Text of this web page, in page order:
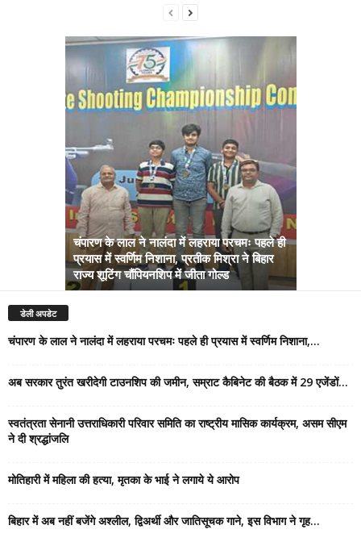
चंपारण के लाल ने नालंदा में लहराया परचमः पहले ही
प्रयास में स्वर्णिम निशाना, प्रतीक मिश्रा ने बिहार
राज्य शूटिंग चौंपियनशिप में जीता गोल्ड
डेली अपडेट
चंपारण के लाल ने नालंदा में लहराया परचमः पहले ही प्रयास में स्वर्णिम निशाना,...
अब सरकार तुरंत खरीदेगी टाउनशिप की जमीन, सम्राट कैबिनेट की बैठक में 29 एजेंडों...
स्वतंत्रता सेनानी उत्तराधिकारी परिवार समिति का राष्ट्रीय मासिक कार्यक्रम, असम सीएम
ने दी श्रद्धांजलि
मोतिहारी में महिला की हत्या, मृतका के भाई ने लगाये ये आरोप
बिहार में अब नहीं बजेंगे अश्लील, द्विअर्थी और जातिसूचक गाने, इस विभाग ने गृह...